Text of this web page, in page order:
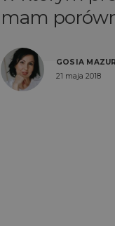
mam
GOSIA MAZUR
21 maja 2018